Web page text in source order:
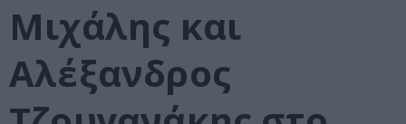
Μιχάλης και
Αλέξανδρος